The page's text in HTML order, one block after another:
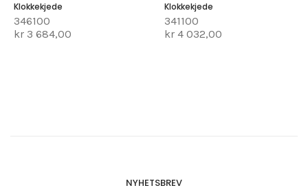
Klokkekjede
346100
kr 3 684,00
Klokkekjede
341100
kr 4 032,00
NYHETSBREV